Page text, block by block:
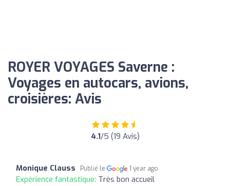
ROYER VOYAGES Saverne :
Voyages en autocars, avions,
croisières: Avis
4.1/5 (19 Avis)
Monique Clauss Publié le 1 year ago
Expérience fantastique: Très bon accueil